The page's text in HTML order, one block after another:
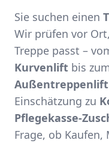
Sie suchen einen
Wir prüfen vor
Treppe passt –
Kurvenlift bis
Außentreppenlift
Einschätzung zu
Pflegekasse-
Frage, ob